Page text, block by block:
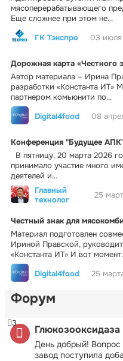
мясоперерабатывающего
Еще сложнее при этом не...
ГК Тэкспро
03
Дорожная карта «Честного
Автор материала – Ирина
разработки «Константа ИТ»
партнером комьюнити по...
Digital4food
08
Конференция "Будущее
В пятницу, 20 марта 2026
принимало участие много
деятелей и...
Главный
технолог
25
Честный знак для
Материал подготовлен
Ириной Правской,
«Константа ИТ» И вот
Digital4food
25
Форум
День добрый! Вопрос
завод поступила
3